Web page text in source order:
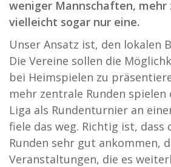
weniger Mannschaften, mehr
vielleicht sogar nur eine.
Unser Ansatz ist, den lokalen
Die Vereine sollen die
bei Heimspielen zu
mehr zentrale Runden spielen
Liga als Rundenturnier an
fiele das weg. Richtig ist, dass
Runden sehr gut ankommen,
Veranstaltungen, die es